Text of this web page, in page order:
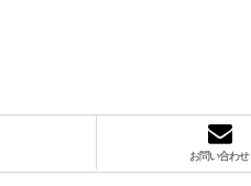
お問い合わせ